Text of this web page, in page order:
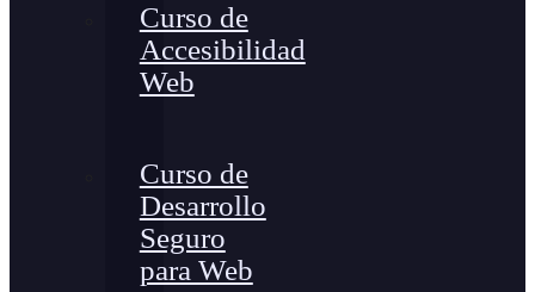
Curso de
Accesibilidad
Web
Curso de
Desarrollo
Seguro
para Web